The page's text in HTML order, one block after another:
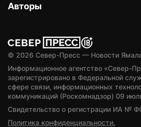
Авторы
© 2026 Север-Пресс — Новости
Информационное агентство «Север-
зарегистрировано в Федеральной
сфере связи, информационных
коммуникаций (Роскомнадзор) 09
Свидетельство о регистрации ИА №
Политика конфиденциальности.